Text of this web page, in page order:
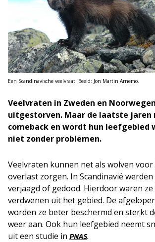
Een Scandinavische veelvraat. Beeld: Jon Martin Arnemo.
Veelvraten in Zweden en
uitgestorven. Maar de laatste jaren
comeback en wordt hun leefgebied
niet zonder problemen.
Veelvraten kunnen net als wolven
overlast zorgen. In Scandinavië
verjaagd of gedood. Hierdoor waren ze
verdwenen uit het gebied. De
worden ze beter beschermd en sterkt
weer aan. Ook hun leefgebied neemt
uit een studie in PNAS.